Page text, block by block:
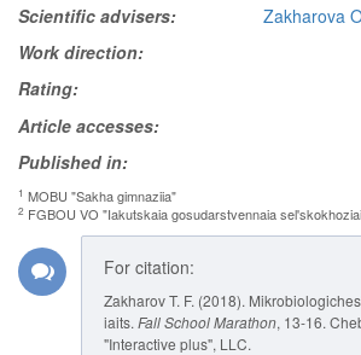
Scientific advisers: Zakharova
Work direction:
Rating:
Article accesses:
Published in:
1 MOBU "Sakha gimnaziia"
2 FGBOU VO "Iakutskaia gosudarstvennaia
For citation:
Zakharov T. F. (2018).
iaits. Fall School Marathon, 13-16.
"Interactive plus", LLC.